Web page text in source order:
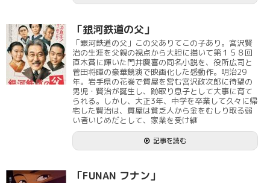
「銀河鉄道の父」
「銀河鉄道の父」この父ありてこの子あり。宮沢賢
治の生涯を父親の視点から大胆に描いて第１５８回
直木賞に輝いた門井慶喜の同名小説を、役所広司と
菅田将暉の豪華競演で映画化した感動作。明治29
年。岩手県の花巻で質屋を営む宮沢政次郎に待望の
男児・賢治が誕生し、跡取り息子として大事に育て
られる。しかし、大正3年、中学を卒業して久々に帰
宅した賢治は、質屋は貧乏人から金をむしり取る弱
い者いじめだとして、家業を受け継
記事を読む
「FUNAN フナン」